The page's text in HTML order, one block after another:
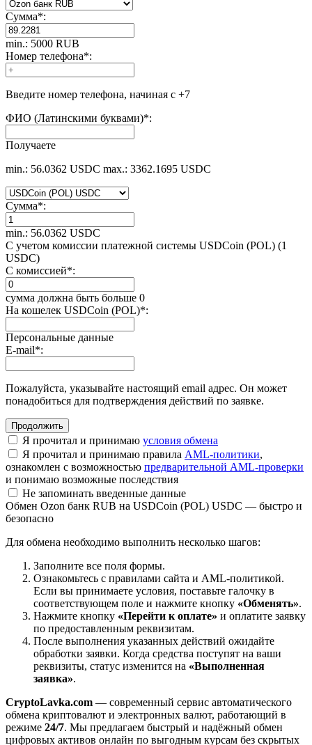
Сумма*:
min.: 5000 RUB
Номер телефона*:
Введите номер телефона, начиная с +7
ФИО (Латинскими буквами)*:
Получаете
min.: 56.0362 USDC max.: 3362.1695 USDC
Сумма*:
min.: 56.0362 USDC
С учетом комиссии платежной системы USDCoin (POL) (1
USDC)
С комиссией*:
сумма должна быть больше 0
На кошелек USDCoin (POL)*:
Персональные данные
E-mail*:
Пожалуйста, указывайте настоящий email адрес. Он может
понадобиться для подтверждения действий по заявке.
Я прочитал и принимаю условия обмена
Я прочитал и принимаю правила AML-политики,
ознакомлен с возможностью предварительной AML-проверки
и понимаю возможные последствия
Не запоминать введенные данные
Обмен Ozon банк RUB на USDCoin (POL) USDC — быстро и
безопасно
Для обмена необходимо выполнить несколько шагов:
Заполните все поля формы.
Ознакомьтесь с правилами сайта и AML-политикой.
Если вы принимаете условия, поставьте галочку в
соответствующем поле и нажмите кнопку «Обменять».
Нажмите кнопку «Перейти к оплате» и оплатите заявку
по предоставленным реквизитам.
После выполнения указанных действий ожидайте
обработки заявки. Когда средства поступят на ваши
реквизиты, статус изменится на «Выполненная
заявка».
CryptoLavka.com — современный сервис автоматического
обмена криптовалют и электронных валют, работающий в
режиме 24/7. Мы предлагаем быстрый и надёжный обмен
цифровых активов онлайн по выгодным курсам без скрытых